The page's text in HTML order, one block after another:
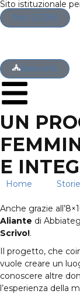
Sito istituzionale
Sito UCEBI
Area enti
UN
E
Home Storie
Anche grazie
Aliante di
Scrivo!.
Il progetto, che
vuole creare un
conoscere altre
l’esperienza della